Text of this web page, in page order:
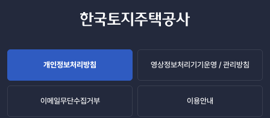
개인정보처리방침 영상정보처리기기운영 / 관리방침
이메일무단수집거부 이용안내